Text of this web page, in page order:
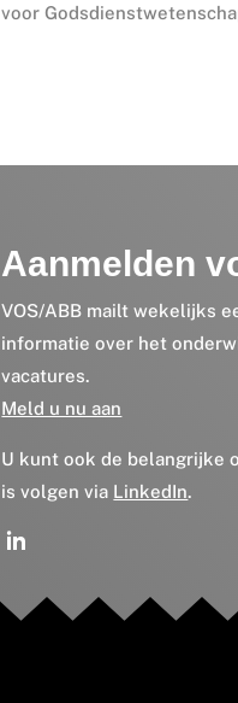
voor
Aanmelden
VOS/ABB mailt wekelijks
informatie over het
vacatures.
Meld u nu aan
U kunt ook de belangrijke
is volgen via LinkedIn.